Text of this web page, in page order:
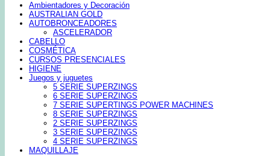
Ambientadores y Decoración
AUSTRALIAN GOLD
AUTOBRONCEADORES
ASCELERADOR
CABELLO
COSMÉTICA
CURSOS PRESENCIALES
HIGIENE
Juegos y juguetes
5 SERIE SUPERZINGS
6 SERIE SUPERZINGS
7 SERIE SUPERTINGS POWER MACHINES
8 SERIE SUPERZINGS
2 SERIE SUPERZINGS
3 SERIE SUPERZINGS
4 SERIE SUPERZINGS
MAQUILLAJE